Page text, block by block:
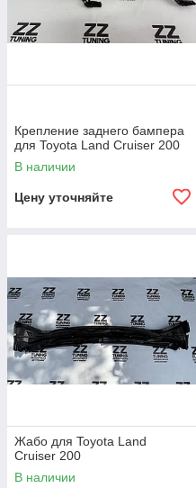
Крепление заднего бампера
для Toyota Land Cruiser 200
В наличии
Цену уточняйте
Жабо для Toyota Land
Cruiser 200
В наличии